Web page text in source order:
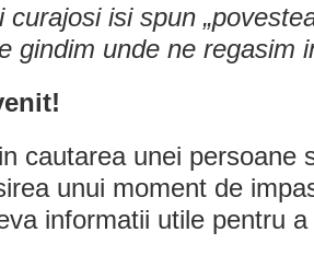
curajosi isi spun
gindim unde ne regasim
cautarea unei persoane
unui moment de
informatii utile pentru